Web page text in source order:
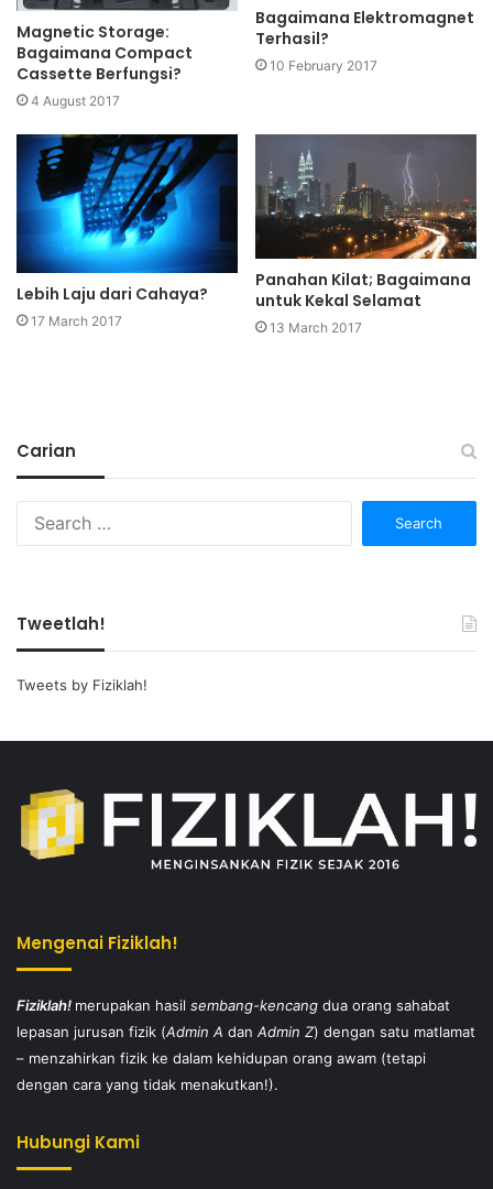
Magnetic Storage:
Bagaimana Compact
Cassette Berfungsi?
4 August 2017
Bagaimana Elektromagnet
Terhasil?
10 February 2017
Lebih Laju dari Cahaya?
17 March 2017
Panahan Kilat; Bagaimana
untuk Kekal Selamat
13 March 2017
Carian
Tweetlah!
Tweets by Fiziklah!
Mengenai Fiziklah!
Fiziklah! merupakan hasil sembang-kencang dua orang sahabat
lepasan jurusan fizik (Admin A dan Admin Z) dengan satu matlamat
– menzahirkan fizik ke dalam kehidupan orang awam (tetapi
dengan cara yang tidak menakutkan!).
Hubungi Kami